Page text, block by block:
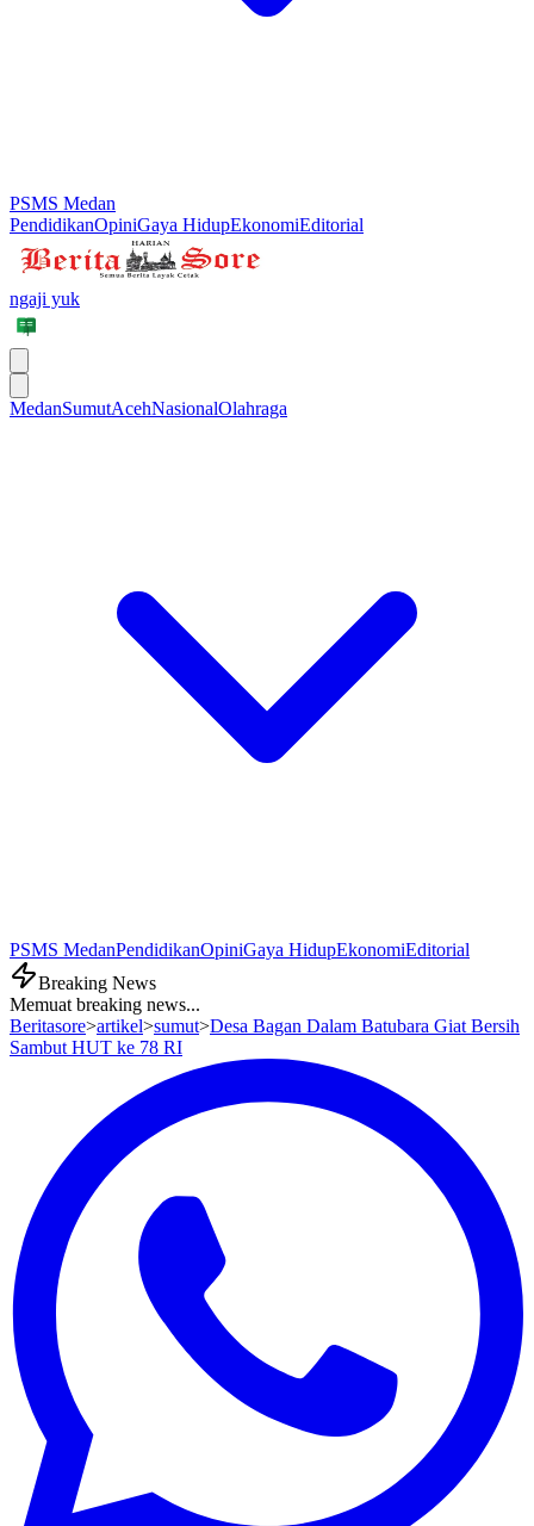
PSMS Medan
PendidikanOpiniGaya HidupEkonomiEditorial
ngaji yuk
MedanSumutAcehNasionalOlahraga
PSMS MedanPendidikanOpiniGaya HidupEkonomiEditorial
Breaking News
Memuat breaking news...
Beritasore>artikel>sumut>Desa Bagan Dalam Batubara Giat Bersih
Sambut HUT ke 78 RI